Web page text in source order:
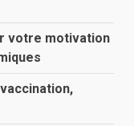
votre motivation